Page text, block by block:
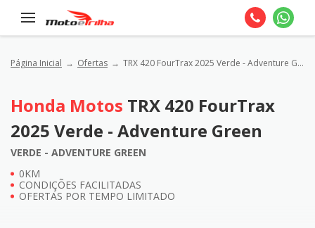
Página Inicial Ofertas TRX 420 FourTrax 2025 Verde - Adventure Green
Honda Motos TRX 420 FourTrax
2025 Verde - Adventure Green
VERDE - ADVENTURE GREEN
0KM
CONDIÇÕES FACILITADAS
OFERTAS POR TEMPO LIMITADO